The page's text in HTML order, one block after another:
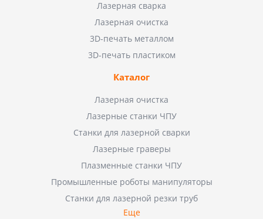
Лазерная сварка
Лазерная очистка
3D-печать металлом
3D-печать пластиком
Каталог
Лазерная очистка
Лазерные станки ЧПУ
Станки для лазерной сварки
Лазерные граверы
Плазменные станки ЧПУ
Промышленные роботы манипуляторы
Станки для лазерной резки труб
Еще